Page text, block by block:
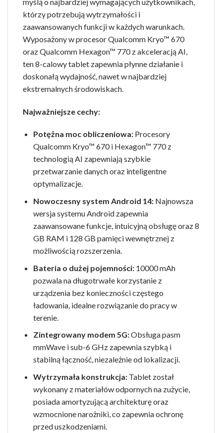
którzy potrzebują wytrzymałości i
zaawansowanych funkcji w każdych warunkach.
Wyposażony w procesor Qualcomm Kryo™ 670
oraz Qualcomm Hexagon™ 770 z akceleracją AI,
ten 8-calowy tablet zapewnia płynne działanie i
doskonałą wydajność, nawet w najbardziej
ekstremalnych środowiskach.
Najważniejsze cechy:
Potężna moc obliczeniowa:Procesory
Qualcomm Kryo™ 670 i Hexagon™ 770 z
technologią AI zapewniają szybkie
przetwarzanie danych oraz inteligentne
optymalizacje.
Nowoczesny system Android 14:Najnowsza
wersja systemu Android zapewnia
zaawansowane funkcje, intuicyjną obsługę oraz 8
GB RAM i 128 GB pamięci wewnętrznej z
możliwością rozszerzenia.
Bateria o dużej pojemności:10000 mAh
pozwala na długotrwałe korzystanie z
urządzenia bez konieczności częstego
ładowania, idealne rozwiązanie do pracy w
terenie.
Zintegrowany modem 5G:Obsługa pasm
mmWave i sub-6 GHz zapewnia szybką i
stabilną łączność, niezależnie od lokalizacji.
Wytrzymała konstrukcja:Tablet został
wykonany z materiałów odpornych na zużycie,
posiada amortyzującą architekturę oraz
wzmocnione narożniki, co zapewnia ochronę
przed uszkodzeniami.